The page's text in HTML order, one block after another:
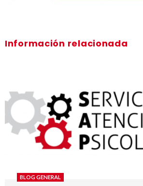
Información relacionada
BLOG GENERAL